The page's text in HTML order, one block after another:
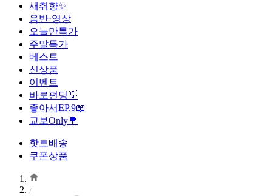
새취향✨
음반·영상
오늘만특가
주말특가
베스트
신상품
이벤트
바로펀딩💡
좋아서EP.9📖
교보Only🌳
핫트배송
쿠폰상품